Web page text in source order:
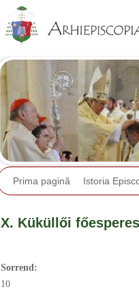
Prima pagină Istoria
X. Küküllői
Sorrend:
10